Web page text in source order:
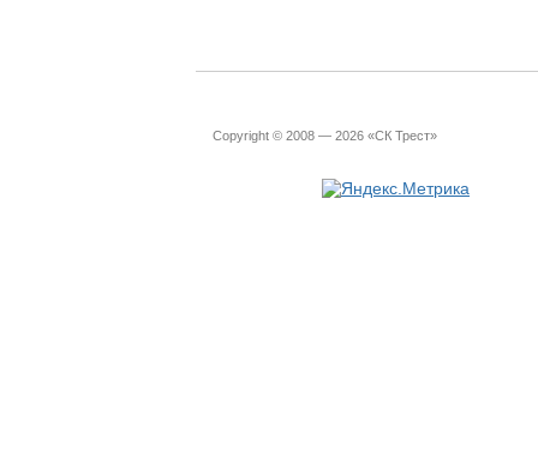
Copyright © 2008 — 2026 «СК Трест»